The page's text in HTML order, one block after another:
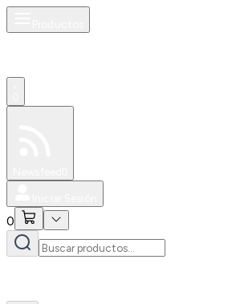
0